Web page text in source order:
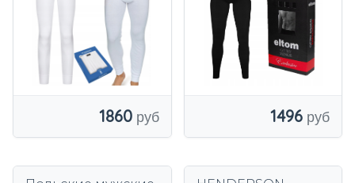
1860 1496